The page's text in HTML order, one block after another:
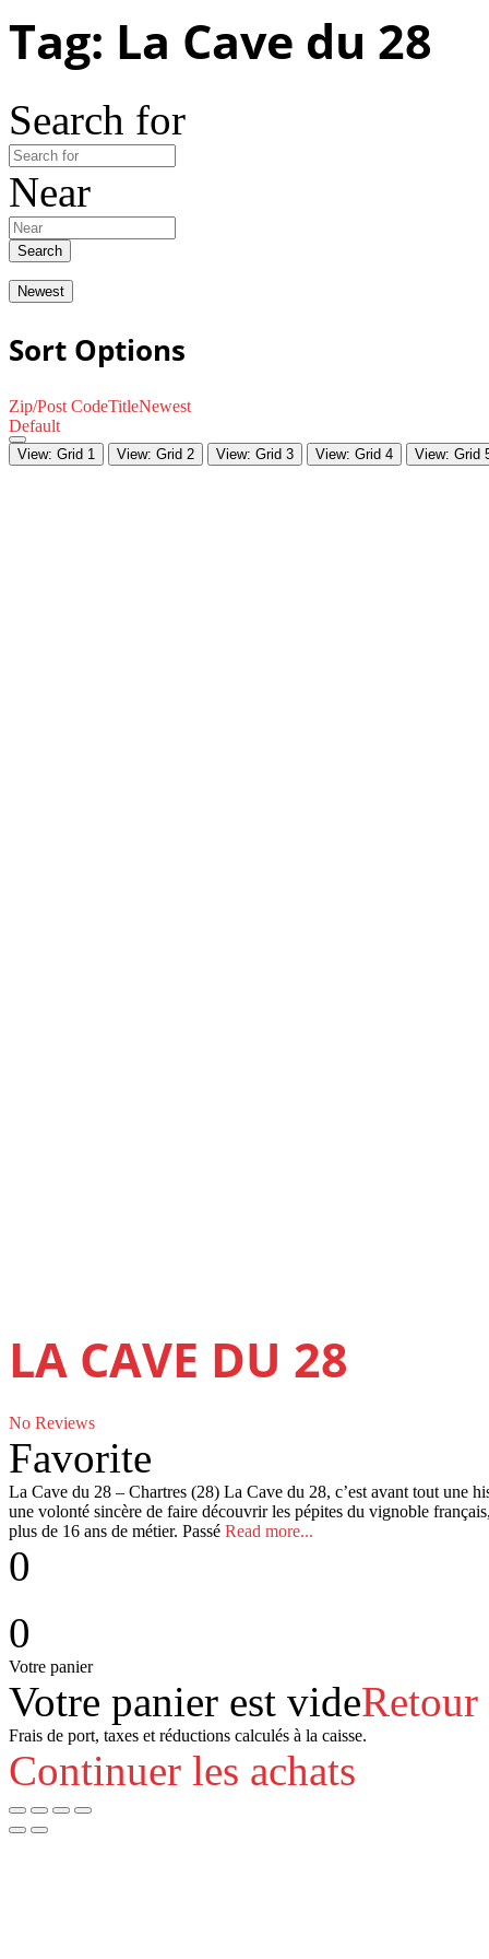
Tag: La Cave du 28
Search for
Near
Search
Newest
Sort Options
Zip/Post CodeTitleNewest
Default
View: Grid 1 View: Grid 2 View: Grid 3 View: Grid 4 View: Grid
LA CAVE DU 28
No Reviews
Favorite
La Cave du 28 – Chartres (28) La Cave du 28, c’est avant tout une
une volonté sincère de faire découvrir les pépites du vignoble
plus de 16 ans de métier. Passé Read more...
0
0
Votre panier
Votre panier est vide
Frais de port, taxes et réductions calculés à la caisse.
Continuer les achats